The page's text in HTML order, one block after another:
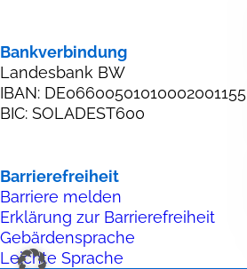
Bankverbindung
Landesbank BW
IBAN: DE06600501010002001155
BIC: SOLADEST600
Barrierefreiheit
Barriere melden
Erklärung zur Barrierefreiheit
Gebärdensprache
Leichte Sprache